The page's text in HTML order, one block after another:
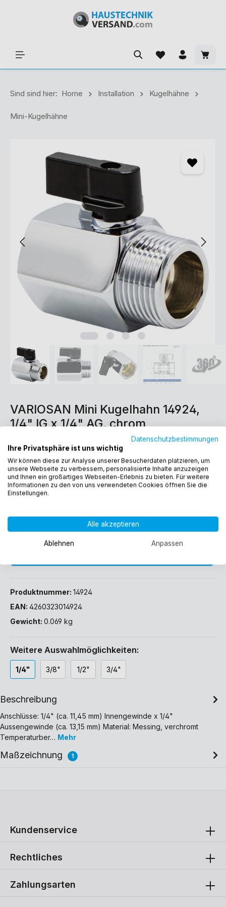
Sind sind hier: Home Installation Kugelhähne
Mini-Kugelhähne
VARIOSAN Mini Kugelhahn 14924,
1/4" IG x 1/4" AG, chrom
3,75 €*
Preise inkl. MwSt. zzgl. Versandkosten
Sofort verfügbar, Lieferzeit: 1-3 Werktage (DE)
Produktnummer: 14924
EAN: 4260323014924
Gewicht: 0.069 kg
Weitere Auswahlmöglichkeiten:
1/4" 3/8" 1/2" 3/4"
Beschreibung
Anschlüsse: 1/4" (ca. 11,45 mm) Innengewinde x 1/4"
Aussengewinde (ca. 13,15 mm) Material: Messing, verchromt
Temperaturber… Mehr
Maßzeichnung 1
Zahlungsarten
Kundenservice
Rechtliches
Datenschutzbestimmungen
Ihre Privatsphäre ist uns wichtig
Wir können diese zur Analyse unserer Besucherdaten platzieren, um
unsere Webseite zu verbessern, personalisierte Inhalte anzuzeigen
und Ihnen ein großartiges Webseiten-Erlebnis zu bieten. Für weitere
Informationen zu den von uns verwendeten Cookies öffnen Sie die
Einstellungen.
Alle akzeptieren
Ablehnen Anpassen